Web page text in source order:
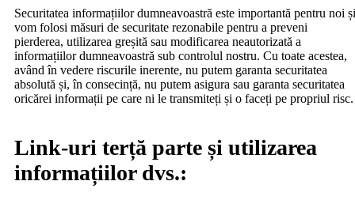
Securitatea informațiilor dumneavoastră este importantă pentru noi și
vom folosi măsuri de securitate rezonabile pentru a preveni
pierderea, utilizarea greșită sau modificarea neautorizată a
informațiilor dumneavoastră sub controlul nostru. Cu toate acestea,
având în vedere riscurile inerente, nu putem garanta securitatea
absolută și, în consecință, nu putem asigura sau garanta securitatea
oricărei informații pe care ni le transmiteți și o faceți pe propriul risc.
Link-uri terță parte și utilizarea
informațiilor dvs.: